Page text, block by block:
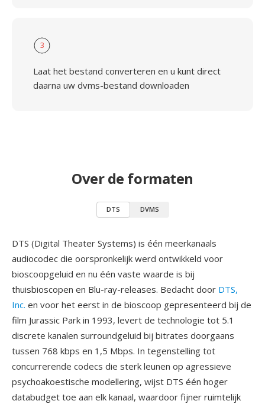
3
Laat het bestand converteren en u kunt direct
daarna uw dvms-bestand downloaden
Over de formaten
DTS DVMS
DTS (Digital Theater Systems) is één meerkanaals
audiocodec die oorspronkelijk werd ontwikkeld voor
bioscoopgeluid en nu één vaste waarde is bij
thuisbioscopen en Blu-ray-releases. Bedacht door DTS,
Inc. en voor het eerst in de bioscoop gepresenteerd bij de
film Jurassic Park in 1993, levert de technologie tot 5.1
discrete kanalen surroundgeluid bij bitrates doorgaans
tussen 768 kbps en 1,5 Mbps. In tegenstelling tot
concurrerende codecs die sterk leunen op agressieve
psychoakoestische modellering, wijst DTS één hoger
databudget toe aan elk kanaal, waardoor fijner ruimtelijk